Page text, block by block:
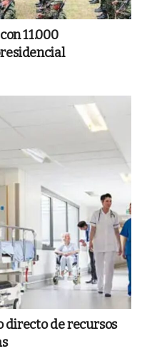
11.000
directo de recursos